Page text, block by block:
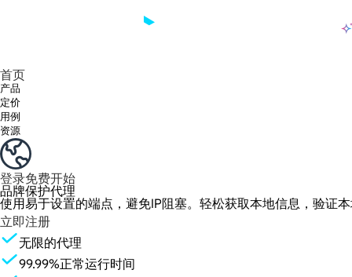
首页
产品
定价
用例
资源
登录免费开始
品牌保护代理
使用易于设置的端点，避免IP阻塞。轻松获取本地信息，验证
立即注册
无限的代理
99.99%正常运行时间